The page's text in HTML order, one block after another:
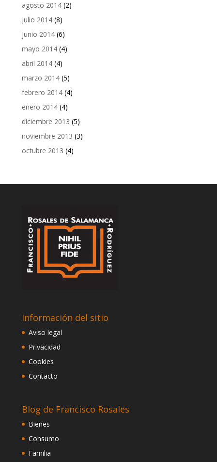
agosto 2014(2)
julio 2014(8)
junio 2014(6)
mayo 2014(4)
abril 2014(4)
marzo 2014(5)
febrero 2014(4)
enero 2014(4)
diciembre 2013 (5)
noviembre 2013 (3)
octubre 2013 (4)
Información del sitio
Aviso legal
Privacidad
Cookies
Contacto
Blog de Francisco Rosales
Bienes
Consumo
Familia